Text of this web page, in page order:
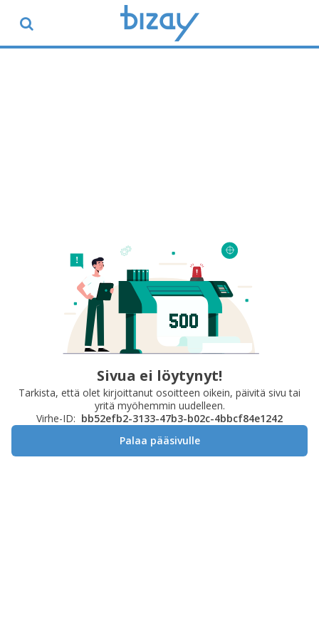
Sivua ei löytynyt!
Tarkista, että olet kirjoittanut osoitteen oikein, päivitä sivu tai
yritä myöhemmin uudelleen.
Virhe-ID: bb52efb2-3133-47b3-b02c-4bbcf84e1242